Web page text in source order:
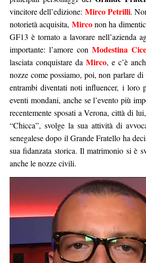
vincitore dell’edizione: Mirco Petrilli.
notorietà acquisita, Mirco non ha
GF13 è tornato a lavorare nell’azienda
importante: l’amore con Modestina
lasciata conquistare daMirco, e c’è
nozze come possiamo, poi, non parlare di
entrambi diventati noti influencer, i loro
eventi mondani, anche se l’evento più
recentemente sposati a Verona, città di
“Chicca”, svolge la sua attività di
senegalese dopo il Grande Fratello ha
sua fidanzata storica. Il matrimonio si è
anche le nozze civili.